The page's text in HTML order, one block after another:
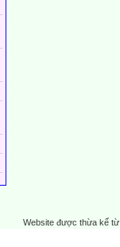
Website được thừa kế